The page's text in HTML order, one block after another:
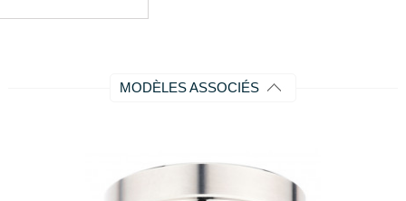
MODÈLES ASSOCIÉS